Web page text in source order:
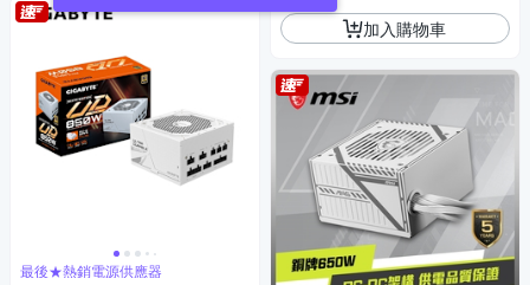
最後★熱銷電源供應器
加入購物車